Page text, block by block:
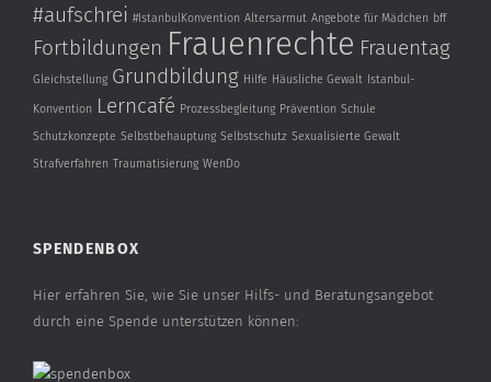
#aufschrei #IstanbulKonvention Altersarmut Angebote für Mädchen bff
Fortbildungen Frauenrechte Frauentag
Gleichstellung Grundbildung Hilfe Häusliche Gewalt Istanbul-
Konvention Lerncafé Prozessbegleitung Prävention Schule
Schutzkonzepte Selbstbehauptung Selbstschutz Sexualisierte Gewalt
Strafverfahren Traumatisierung WenDo
SPENDENBOX
Hier erfahren Sie, wie Sie unser Hilfs- und Beratungsangebot
durch eine Spende unterstützen können: